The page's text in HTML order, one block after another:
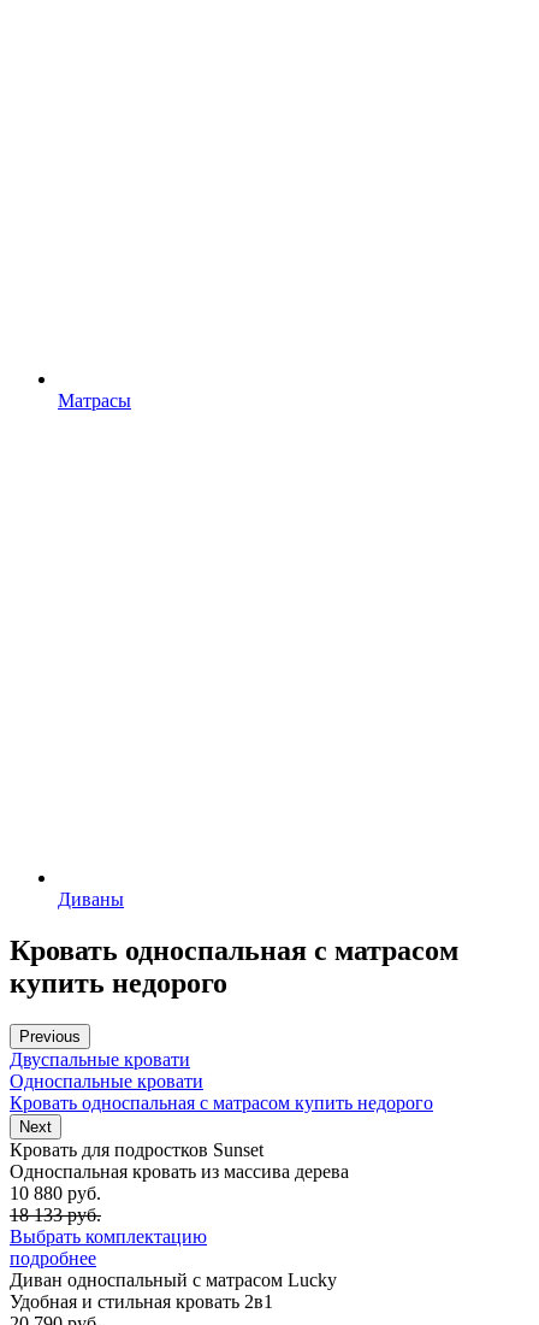
Матрасы
Диваны
Кровать односпальная с матрасом
купить недорого
Previous
Двуспальные кровати
Односпальные кровати
Кровать односпальная с матрасом купить недорого
Next
Кровать для подростков Sunset
Односпальная кровать из массива дерева
10 880 руб.
18 133 руб.
Выбрать комплектацию
подробнее
Диван односпальный с матрасом Lucky
Удобная и стильная кровать 2в1